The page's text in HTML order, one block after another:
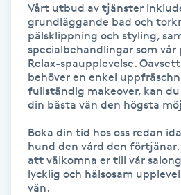
Hot yoga
Hudföryngring
Huduppstramning
Hudvård
Hyaluronsyra
Vårt utbud av tjänster
grundläggande bad och
pälsklippning och styling,
specialbehandlingar som vår
Relax-spaupplevelse.
behöver en enkel
fullständig makeover, kan
din bästa vän den högsta
Boka din tid hos oss redan
hund den vård den
att välkomna er till vår
lycklig och hälsosam
vän.